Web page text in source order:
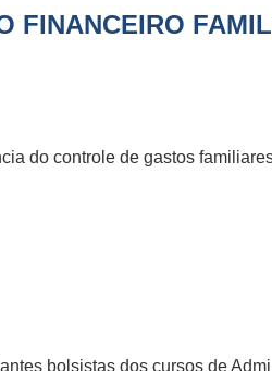
FINANCEIRO
do controle de gastos
bolsistas dos cursos de